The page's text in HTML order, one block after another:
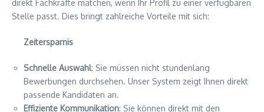
direkt Fachkräfte matchen, wenn Ihr Profil zu einer verfügbaren
Stelle passt. Dies bringt zahlreiche Vorteile mit sich:
Zeitersparnis
Schnelle Auswahl: Sie müssen nicht stundenlang
Bewerbungen durchsehen. Unser System zeigt Ihnen direkt
passende Kandidaten an.
Effiziente Kommunikation: Sie können direkt mit den